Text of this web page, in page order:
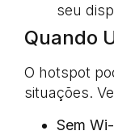
seu
Quando
O hotspot
situações.
Sem